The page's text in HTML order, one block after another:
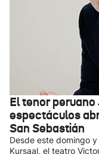
El tenor
espectáculos
San Sebastián
Desde este domingo
Kursaal, el teatro